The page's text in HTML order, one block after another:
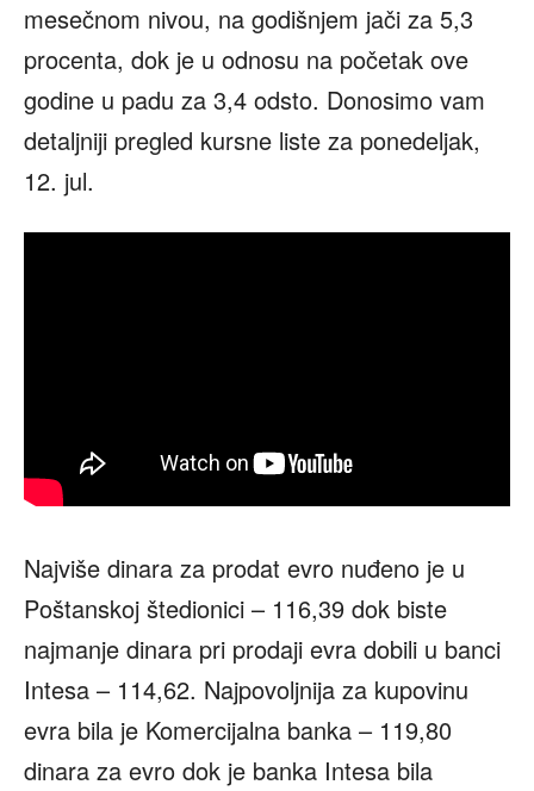
mesečnom nivou, na godišnjem jači za 5,3
procenta, dok je u odnosu na početak ove
godine u padu za 3,4 odsto. Donosimo vam
detaljniji pregled kursne liste za ponedeljak,
12. jul.
Najviše dinara za prodat evro nuđeno je u
Poštanskoj štedionici – 116,39 dok biste
najmanje dinara pri prodaji evra dobili u banci
Intesa – 114,62. Najpovoljnija za kupovinu
evra bila je Komercijalna banka – 119,80
dinara za evro dok je banka Intesa bila